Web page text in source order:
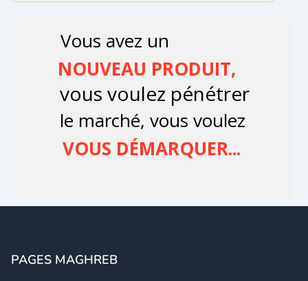
PAGES MAGHREB